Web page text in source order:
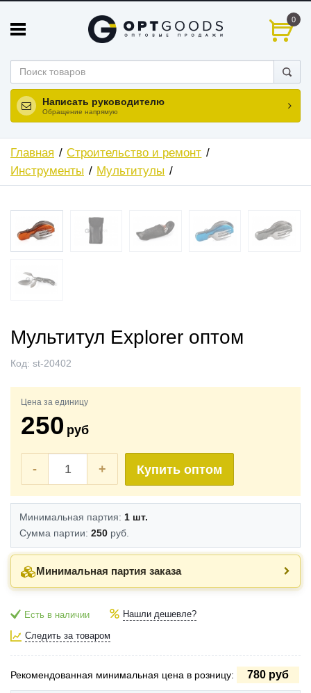
0
Написать руководителю
Обращение напрямую
Главная
Строительство и ремонт
Инструменты
Мультитулы
ХИТ
НОВИНКА
Мультитул Explorer оптом
Код: st-20402
Цена за единицу
250 руб
- + Купить оптом
Минимальная партия: 1 шт.
Сумма партии: 250 руб.
Минимальная партия заказа
Есть в наличии Нашли дешевле?
Следить за товаром
Рекомендованная минимальная цена в розницу: 780 руб